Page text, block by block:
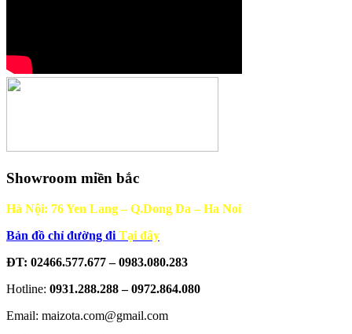
Showroom miền bắc
Hà Nội: 76 Yen Lang – Q.Dong Da – Ha Noi
Bản đồ chỉ đường đi Tại đây
ĐT: 02466.577.677 – 0983.080.283
Hotline: 0931.288.288 – 0972.864.080
Email: maizota.com@gmail.com